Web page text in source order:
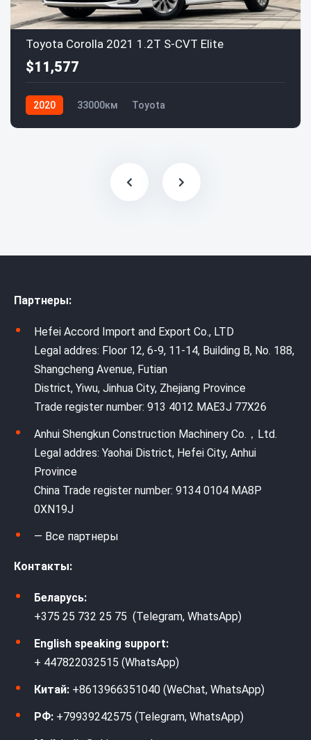
Toyota Corolla 2021 1.2T S-CVT Elite
$11,577
2020 33000км Toyota
Партнеры:
Hefei Accord Import and Export Co., LTD
Legal addres: Floor 12, 6-9, 11-14, Building B, No. 188,
Shangcheng Avenue, Futian
District, Yiwu, Jinhua City, Zhejiang Province
Trade register number: 913 4012 MAE3J 77X26
Anhui Shengkun Construction Machinery Co.，Ltd.
Legal addres: Yaohai District, Hefei City, Anhui
Province
China Trade register number: 9134 0104 MA8P
0XN19J
— Все партнеры
Контакты:
Беларусь:
+375 25 732 25 75 (Telegram, WhatsApp)
English speaking support:
+ 447822032515 (WhatsApp)
Китай: +8613966351040 (WeChat, WhatsApp)
РФ: +79939242575 (Telegram, WhatsApp)